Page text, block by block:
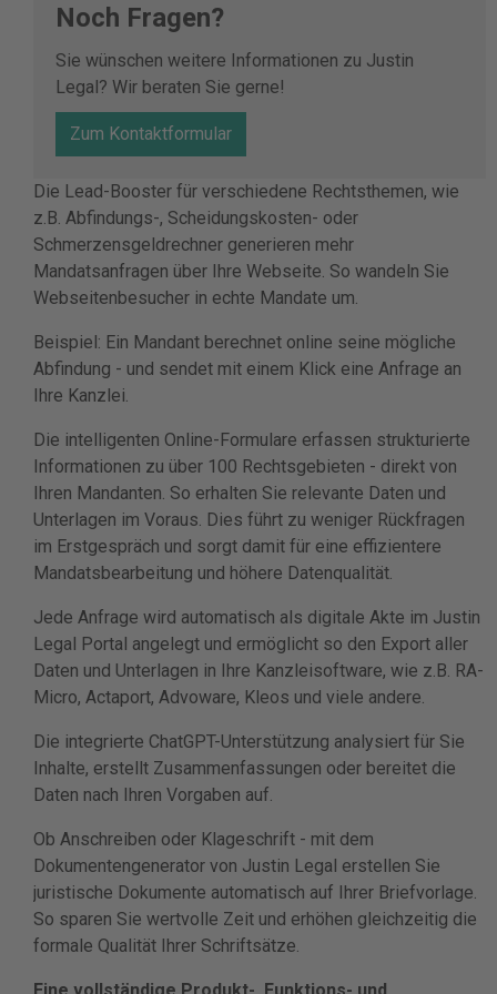
Noch Fragen?
Sie wünschen weitere Informationen zu Justin
Legal? Wir beraten Sie gerne!
Zum Kontaktformular
Die Lead-Booster für verschiedene Rechtsthemen, wie
z.B. Abfindungs-, Scheidungskosten- oder
Schmerzensgeldrechner generieren mehr
Mandatsanfragen über Ihre Webseite. So wandeln Sie
Webseitenbesucher in echte Mandate um.
Beispiel: Ein Mandant berechnet online seine mögliche
Abfindung - und sendet mit einem Klick eine Anfrage an
Ihre Kanzlei.
Die intelligenten Online-Formulare erfassen strukturierte
Informationen zu über 100 Rechtsgebieten - direkt von
Ihren Mandanten. So erhalten Sie relevante Daten und
Unterlagen im Voraus. Dies führt zu weniger Rückfragen
im Erstgespräch und sorgt damit für eine effizientere
Mandatsbearbeitung und höhere Datenqualität.
Jede Anfrage wird automatisch als digitale Akte im Justin
Legal Portal angelegt und ermöglicht so den Export aller
Daten und Unterlagen in Ihre Kanzleisoftware, wie z.B. RA-
Micro, Actaport, Advoware, Kleos und viele andere.
Die integrierte ChatGPT-Unterstützung analysiert für Sie
Inhalte, erstellt Zusammenfassungen oder bereitet die
Daten nach Ihren Vorgaben auf.
Ob Anschreiben oder Klageschrift - mit dem
Dokumentengenerator von Justin Legal erstellen Sie
juristische Dokumente automatisch auf Ihrer Briefvorlage.
So sparen Sie wertvolle Zeit und erhöhen gleichzeitig die
formale Qualität Ihrer Schriftsätze.